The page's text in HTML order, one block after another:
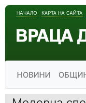
НАЧАЛО КАРТА НА САЙТА
НОВИНИ